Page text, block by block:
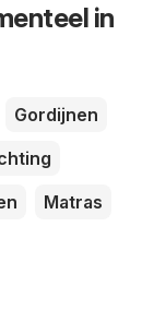
in
Gordijnen
Matras